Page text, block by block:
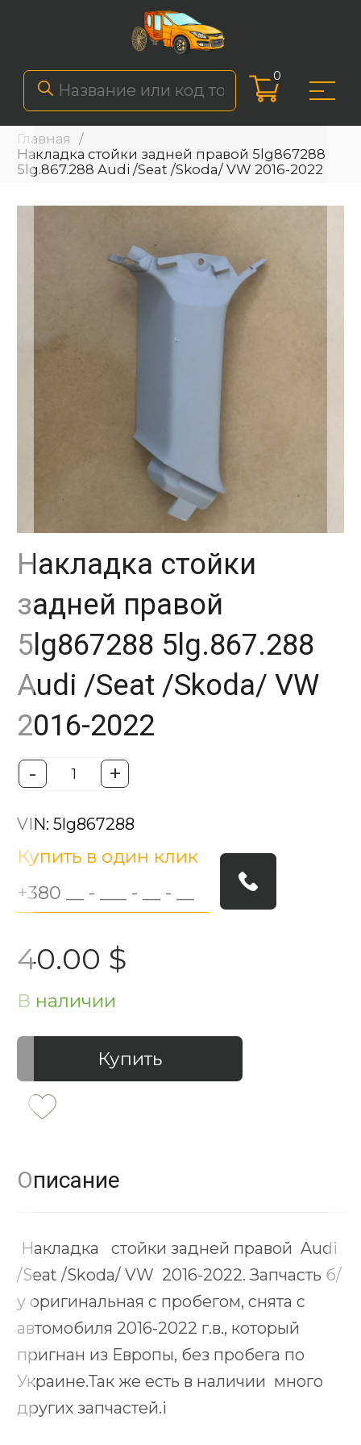
0
Главная
Накладка стойки задней правой 5lg867288
5lg.867.288 Audi /Seat /Skoda/ VW 2016-2022
Накладка стойки
задней правой
5lg867288 5lg.867.288
Audi /Seat /Skoda/ VW
2016-2022
- +
VIN: 5lg867288
40.00 $
В наличии
Купить в один клик
Купить
Описание
Накладка стойки задней правой Audi
/Seat /Skoda/ VW 2016-2022. Запчасть б/
у оригинальная с пробегом, снята с
автомобиля 2016-2022 г.в., который
пригнан из Европы, без пробега по
Украине.Так же есть в наличии много
других запчастей.і